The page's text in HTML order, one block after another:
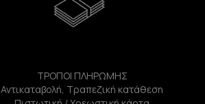
ΤΡΟΠΟΙ ΠΛΗΡΩΜΗΣ
Αντικαταβολή, Τραπεζική κατάθεση